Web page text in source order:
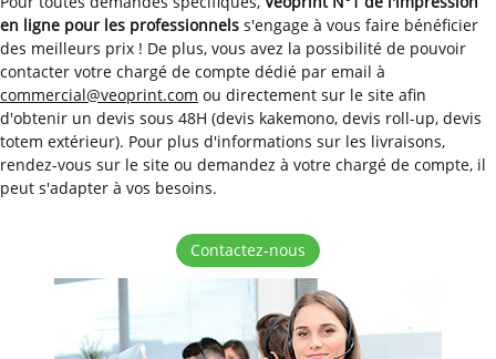
en ligne pour les professionnels s'engage à vous faire bénéficier
des meilleurs prix ! De plus, vous avez la possibilité de pouvoir
contacter votre chargé de compte dédié par email à
commercial@veoprint.com ou directement sur le site afin
d'obtenir un devis sous 48H (devis kakemono, devis roll-up, devis
totem extérieur). Pour plus d'informations sur les livraisons,
rendez-vous sur le site ou demandez à votre chargé de compte, il
peut s'adapter à vos besoins.
Contactez-nous